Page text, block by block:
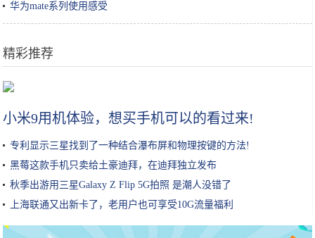
华为mate系列使用感受
精彩推荐
小米9用机体验，想买手机可以的看过来!
专利显示三星找到了一种结合瀑布屏和物理按键的方法!
黑莓这款手机只卖给土豪迪拜，在迪拜独立发布
秋季出游用三星Galaxy Z Flip 5G拍照 是潮人没错了
上海联通又出新卡了，老用户也可享受10G流量福利